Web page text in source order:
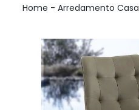
Home - Arredamento Casa